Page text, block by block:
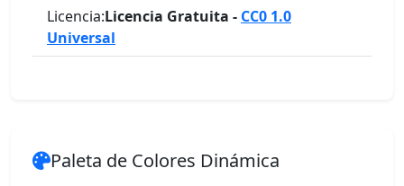
Licencia:Licencia Gratuita - CC0 1.0
Universal
Paleta de Colores Dinámica